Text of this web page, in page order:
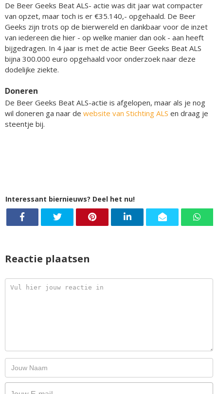
De Beer Geeks Beat ALS- actie was dit jaar wat compacter
van opzet, maar toch is er €35.140,- opgehaald. De Beer
Geeks zijn trots op de bierwereld en dankbaar voor de inzet
van iedereen die hier - op welke manier dan ook - aan heeft
bijgedragen. In 4 jaar is met de actie Beer Geeks Beat ALS
bijna 300.000 euro opgehaald voor onderzoek naar deze
dodelijke ziekte.
Doneren
De Beer Geeks Beat ALS-actie is afgelopen, maar als je nog
wil doneren ga naar de website van Stichting ALS en draag je
steentje bij.
Interessant biernieuws? Deel het nu!
Reactie plaatsen